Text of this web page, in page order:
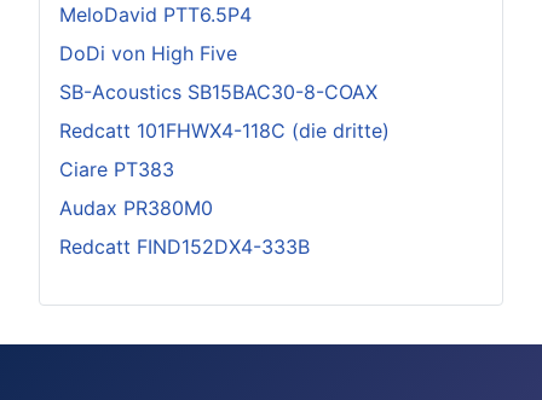
MeloDavid PTT6.5P4
DoDi von High Five
SB-Acoustics SB15BAC30-8-COAX
Redcatt 101FHWX4-118C (die dritte)
Ciare PT383
Audax PR380M0
Redcatt FIND152DX4-333B